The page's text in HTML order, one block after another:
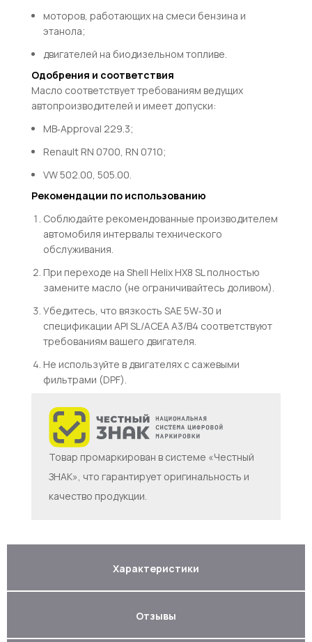
моторов, работающих на смеси бензина и
этанола;
двигателей на биодизельном топливе.
Одобрения и соответствия
Масло соответствует требованиям ведущих
автопроизводителей и имеет допуски:
MB‑Approval 229.3;
Renault RN 0700, RN 0710;
VW502.00, 505.00.
Рекомендации по использованию
Соблюдайте рекомендованные производителем
автомобиля интервалы технического
обслуживания.
При переходе на Shell Helix HX8 SL полностью
замените масло (не ограничивайтесь доливом).
Убедитесь, что вязкость SAE5W‑30 и
спецификации API SL/ACEAA3/B4 соответствуют
требованиям вашего двигателя.
Не используйте в двигателях с сажевыми
фильтрами (DPF).
Товар промаркирован в системе «Честный
ЗНАК», что гарантирует оригинальность и
качество продукции.
Характеристики
Отзывы